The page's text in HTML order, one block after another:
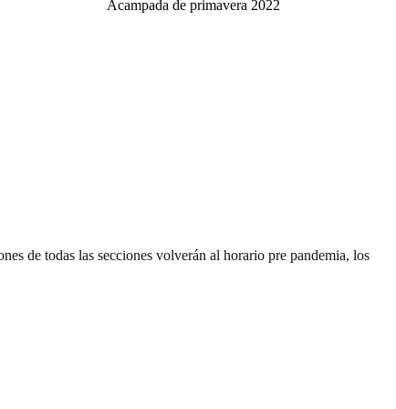
Acampada de primavera 2022
de todas las secciones volverán al horario pre pandemia, los